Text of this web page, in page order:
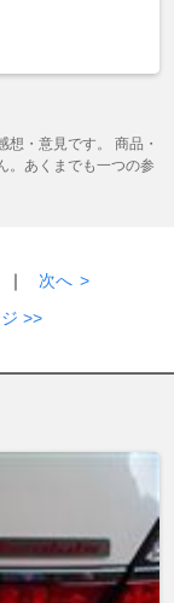
・意見です。 商品・
。あくまでも一つの参
｜ 次へ >
>>